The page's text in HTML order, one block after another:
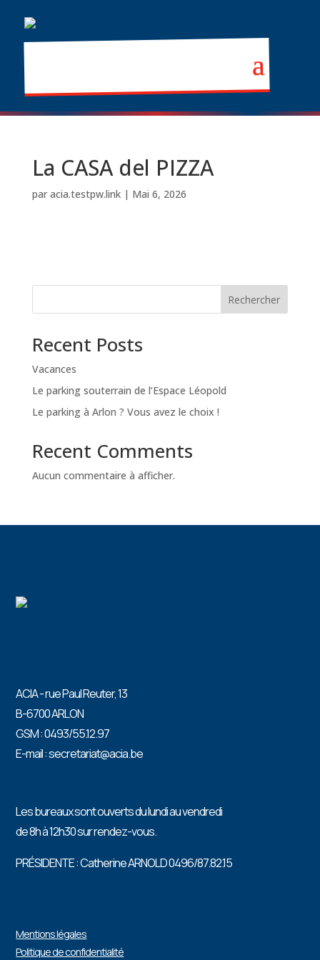
La CASA del PIZZA
par acia.testpw.link| Mai 6, 2026
Rechercher
Recent Posts
Vacances
Le parking souterrain de l’Espace Léopold
Le parking à Arlon ? Vous avez le choix !
Recent Comments
Aucun commentaire à afficher.
ACIA - rue Paul Reuter, 13
B-6700 ARLON
GSM : 0493/55.12.97
E-mail : secretariat@acia.be
Les bureaux sont ouverts du lundi au vendredi
de 8h à 12h30 sur rendez-vous.
PRÉSIDENTE : Catherine ARNOLD 0496/87.82.15
Mentions légales
Politique de confidentialité